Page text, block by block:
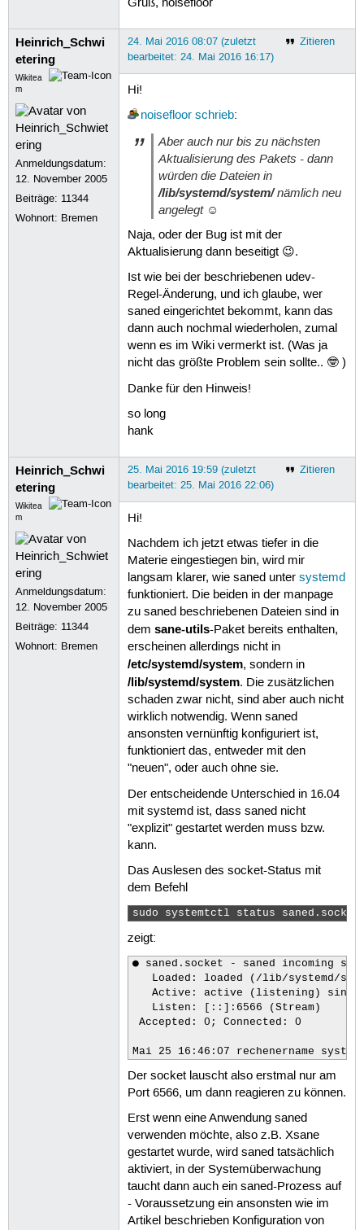
Gruß, noisefloor
Heinrich_Schwi
etering
Wikitea
m
Anmeldungsdatum:
12. November 2005
Beiträge: 11344
Wohnort: Bremen
Zitieren
24. Mai 2016 08:07 (zuletzt
bearbeitet: 24. Mai 2016 16:17)
Hi!
noisefloor schrieb:
Aber auch nur bis zu nächsten
Aktualisierung des Pakets - dann
würden die Dateien in
/lib/systemd/system/nämlich neu
angelegt ☺
Naja, oder der Bug ist mit der
Aktualisierung dann beseitigt 😉.
Ist wie bei der beschriebenen udev-
Regel-Änderung, und ich glaube, wer
saned eingerichtet bekommt, kann das
dann auch nochmal wiederholen, zumal
wenn es im Wiki vermerkt ist. (Was ja
nicht das größte Problem sein sollte.. 🤓 )
Danke für den Hinweis!
so long
hank
Heinrich_Schwi
etering
Wikitea
m
Anmeldungsdatum:
12. November 2005
Beiträge: 11344
Wohnort: Bremen
Zitieren
25. Mai 2016 19:59 (zuletzt
bearbeitet: 25. Mai 2016 22:06)
Hi!
Nachdem ich jetzt etwas tiefer in die
Materie eingestiegen bin, wird mir
langsam klarer, wie saned unter systemd
funktioniert. Die beiden in der manpage
zu saned beschriebenen Dateien sind in
dem sane-utils-Paket bereits enthalten,
erscheinen allerdings nicht in
/etc/systemd/system, sondern in
/lib/systemd/system. Die zusätzlichen
schaden zwar nicht, sind aber auch nicht
wirklich notwendig. Wenn saned
ansonsten vernünftig konfiguriert ist,
funktioniert das, entweder mit den
"neuen", oder auch ohne sie.
Der entscheidende Unterschied in 16.04
mit systemd ist, dass saned nicht
"explizit" gestartet werden muss bzw.
kann.
Das Auslesen des socket-Status mit
dem Befehl
sudo systemtctl status
zeigt:
● saned.socket - saned incoming
Loaded: loaded (/lib/systemd/
Active: active (listening)
   Listen: [::]:6566 (Stream)
Accepted: 0; Connected: 0
Der socket lauscht also erstmal nur am
Port 6566, um dann reagieren zu können.
Erst wenn eine Anwendung saned
verwenden möchte, also z.B. Xsane
gestartet wurde, wird saned tatsächlich
aktiviert, in der Systemüberwachung
taucht dann auch ein saned-Prozess auf
- Voraussetzung ein ansonsten wie im
Artikel beschrieben Konfiguration von